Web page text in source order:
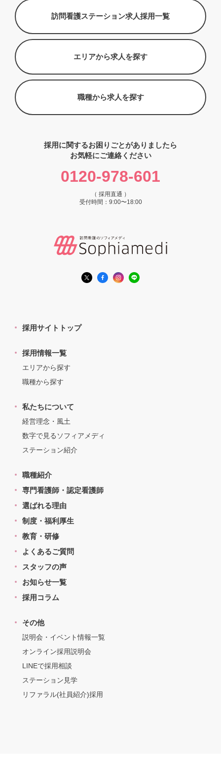
訪問看護ステーション求人採用一覧
エリアから求人を探す
職種から求人を探す
採用に関するお困りごとがありましたら
お気軽にご連絡ください
0120-978-601
（ 採用直通 ）
受付時間：9:00〜18:00
採用サイトトップ
採用情報一覧
エリアから探す
職種から探す
私たちについて
経営理念・風土
数字で見るソフィアメディ
ステーション紹介
職種紹介
専門看護師・認定看護師
選ばれる理由
制度・福利厚生
教育・研修
よくあるご質問
スタッフの声
お知らせ一覧
採用コラム
その他
説明会・イベント情報一覧
オンライン採用説明会
LINEで採用相談
ステーション見学
リファラル(社員紹介)採用